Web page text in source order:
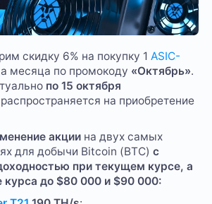
скидку 6% на покупку 1ASIC-
месяца по промокоду «Октябрь».
по 15 октября
на приобретение
акции на двух самых
для добычи Bitcoin (ВТС)с
при текущем курсе, а
курса до $80 000 и $90 000: